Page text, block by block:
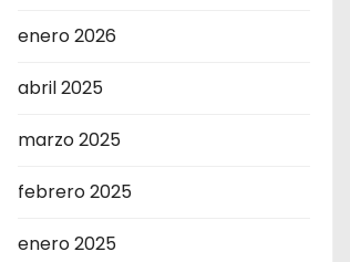
enero 2026
abril 2025
marzo 2025
febrero 2025
enero 2025